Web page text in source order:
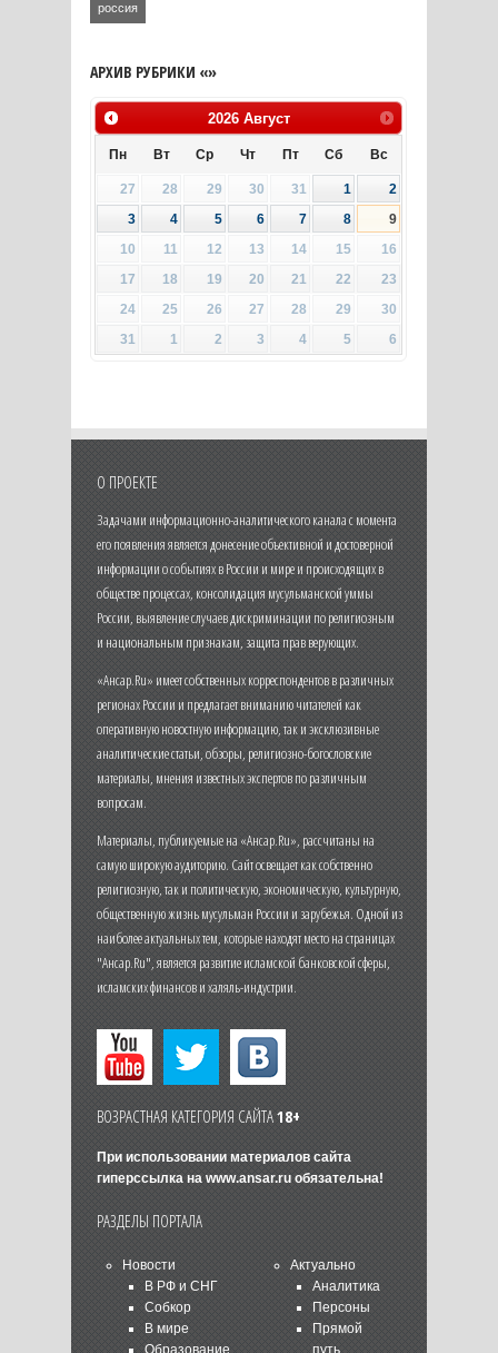
россия
АРХИВ РУБРИКИ «»
2026 Август
Пн Вт Ср Чт Пт Сб Вс
27 28 29 30 31 1
2
3
4 5 6 7 8
9
10
11 12 13 14 15
16
17
18 19 20 21 22
23
24
25 26 27 28 29
30
31
1 2 3 4 5 6
О ПРОЕКТЕ
Задачами информационно-аналитического канала с момента
его появления является донесение объективной и достоверной
информации о событиях в России и мире и происходящих в
обществе процессах, консолидация мусульманской уммы
России, выявление случаев дискриминации по религиозным
и национальным признакам, защита прав верующих.
«Ансар.Ru» имеет собственных корреспондентов в различных
регионах России и предлагает вниманию читателей как
оперативную новостную информацию, так и эксклюзивные
аналитические статьи, обзоры, религиозно-богословские
материалы, мнения известных экспертов по различным
вопросам.
Материалы, публикуемые на «Ансар.Ru», рассчитаны на
самую широкую аудиторию. Сайт освещает как собственно
религиозную, так и политическую, экономическую, культурную,
общественную жизнь мусульман России и зарубежья. Одной из
наиболее актуальных тем, которые находят место на страницах
"Ансар.Ru", является развитие исламской банковской сферы,
исламских финансов и халяль-индустрии.
ВОЗРАСТНАЯ КАТЕГОРИЯ САЙТА18+
При использовании материалов сайта
гиперссылка на www.ansar.ruобязательна!
РАЗДЕЛЫ ПОРТАЛА
Новости
В РФ и СНГ
Собкор
В мире
Актуально
Аналитика
Персоны
Прямой